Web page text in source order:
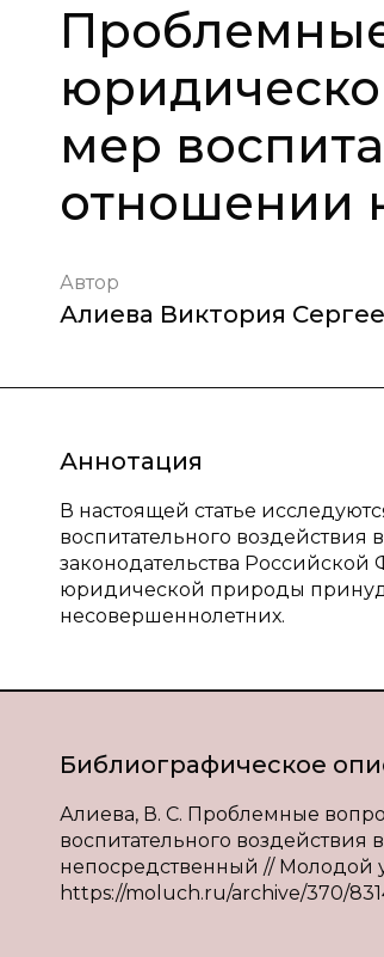
мер
отношении
Автор
Алиева Виктория
Аннотация
В настоящей статье
воспитательного
законодательства
юридической природы
несовершеннолетних.
Библиографическое
Алиева, В. С. Проблемные
воспитательного
непосредственный // Молодой
https://moluch.ru/archive/370/